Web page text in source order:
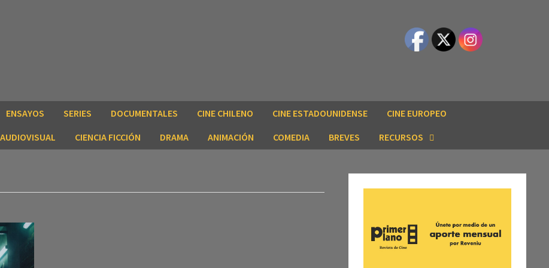
ENSAYOS SERIES DOCUMENTALES CINE CHILENO CINE ESTADOUNIDENSE
CINE EUROPEO
CIENCIA FICCIÓN DRAMA ANIMACIÓN COMEDIA BREVES RECURSOS